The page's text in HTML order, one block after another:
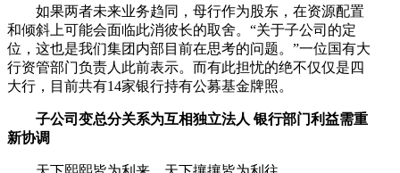
如果两者未来业务趋同，母行作为股东，在资源配置
和倾斜上可能会面临此消彼长的取舍。“关于子公司的定
位，这也是我们集团内部目前在思考的问题。”一位国有大
行资管部门负责人此前表示。而有此担忧的绝不仅仅是四
大行，目前共有14家银行持有公募基金牌照。
子公司变总分关系为互相独立法人 银行部门利益需重
新协调